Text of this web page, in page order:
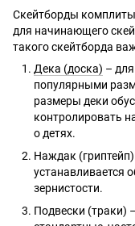
Скейтборды
для начинающего
такого скейтборда
Дека (доска) –
популярными
размеры деки
контролировать
о детях.
Наждак
устанавливается
зернистости.
Подвески (траки)